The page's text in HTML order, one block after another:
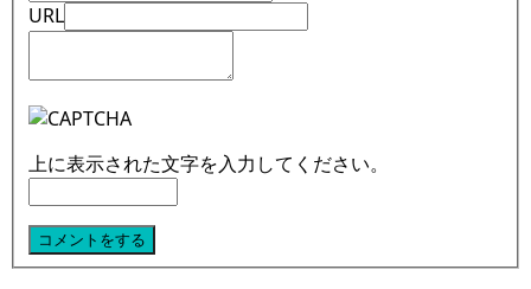
URL
上に表示された文字を入力してください。